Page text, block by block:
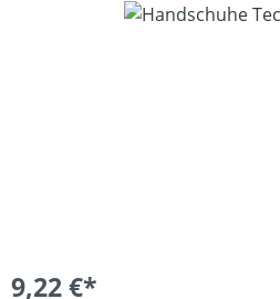
Bildergalerie überspringen
9,22 €*